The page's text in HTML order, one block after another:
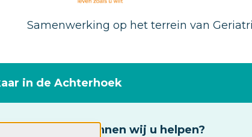
Samenwerking op het terrein van
in de Achterhoek
Waarmee kunnen wij u helpen?